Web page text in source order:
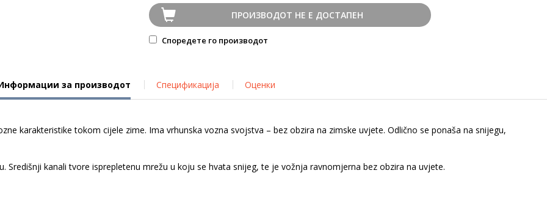
ПРОИЗВОДОТ НЕ Е ДОСТАПЕН
Споредете го производот
за производот Спецификација Оценки
karakteristike tokom cijele zime. Ima vrhunska vozna svojstva – bez obzira na zimske uvjete. Odlično se ponaša na snijegu,
Središnji kanali tvore isprepletenu mrežu u koju se hvata snijeg, te je vožnja ravnomjerna bez obzira na uvjete.